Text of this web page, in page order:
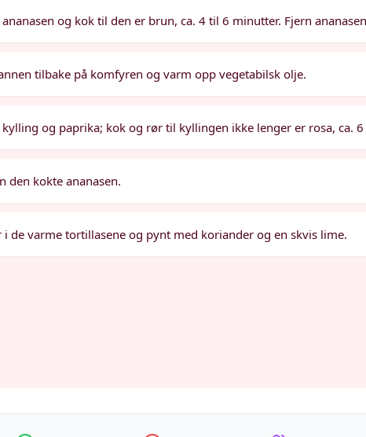
og kok til den er brun, ca. 4 til 6 minutter. Fjern
tilbake på komfyren og varm opp vegetabilsk olje.
kylling og paprika; kok og rør til kyllingen ikke lenger er rosa, ca.
den kokte ananasen.
i de varme tortillasene og pynt med koriander og en skvis lime.